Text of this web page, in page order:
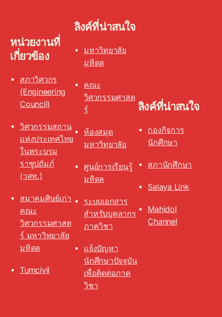
หน่วยงานที่
เกี่ยวข้อง
สภาวิศวกร
(Engineering
Council)
วิศวกรรมสถาน
แห่งประเทศไทย
ในพระบรม
ราชูปถัมภ์
(วสท.)
สมาคมศิษย์เก่า
คณะ
วิศวกรรมศาสต
ร์ มหาวิทยาลัย
มหิดล
Tumcivil
ลิงค์ที่น่าสนใจ
มหาวิทยาลัย
มหิดล
คณะ
วิศวกรรมศาสต
ร์
ห้องสมุด
มหาวิทยาลัย
ศูนย์การเรียนรู้
มหิดล
ระบบเอกสาร
สำหรับบุคลากร
ภาควิชา
แจ้งปัญหา
นักศึกษาปัจจุบัน
เพื่อติดต่อภาค
วิชา
ลิงค์ที่น่าสนใจ
กองกิจการ
นักศึกษา
สภานักศึกษา
Salaya Link
Mahidol
Channel